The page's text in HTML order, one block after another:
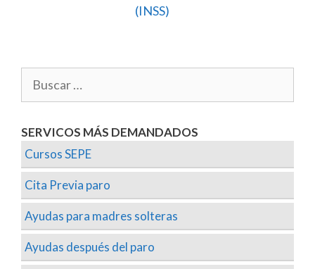
(INSS)
SERVICOS MÁS DEMANDADOS
Cursos SEPE
Cita Previa paro
Ayudas para madres solteras
Ayudas después del paro